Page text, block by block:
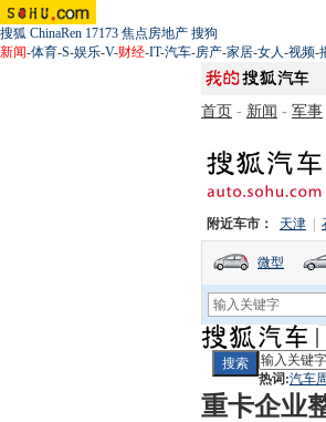
搜狐 ChinaRen 17173 焦点房地产 搜狗
新闻-体育-S-娱乐-V-财经-IT-汽车-房产-家居-女人-视频-
首页 - 新闻 - 军事
附近车市： 天津
微型
热词:汽车周
重卡企业